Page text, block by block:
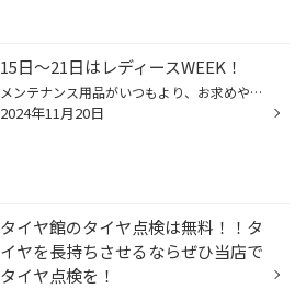
15日～21日はレディースWEEK！
メンテナンス用品がいつもより、お求めやすくなっております！ タイヤの空気圧の補充も重要な点検ですので、点検だけでも是非お越しください。 ・エンジンオイル 交換目安「3000km」 ・オートマチックオイル 交換目安「1～2万km」 交換量で違います。 ・バッテリー 交換目安「2～3年」 ...
2024年11月20日
タイヤ館のタイヤ点検は無料！！タ
イヤを長持ちさせるならぜひ当店で
タイヤ点検を！